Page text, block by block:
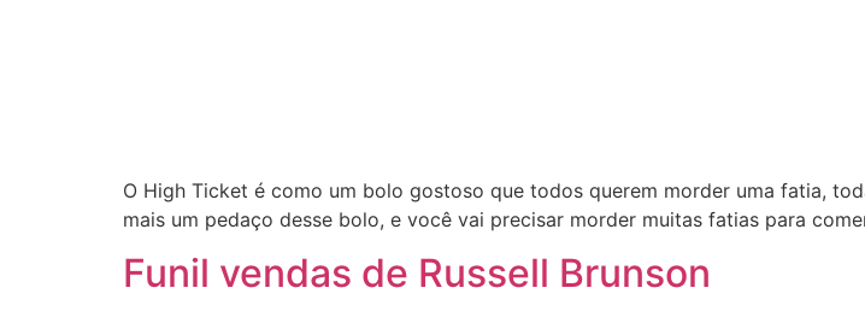
O High Ticket é como um bolo gostoso que todos querem morder uma fatia,
mais um pedaço desse bolo, e você vai precisar morder muitas fatias para
Funil vendas de Russell Brunson